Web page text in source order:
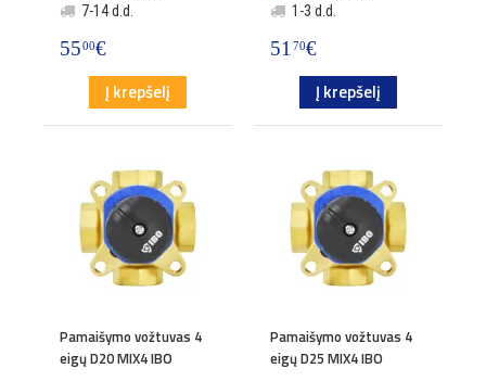
7-14 d.d.
5500€
Į krepšelį
1-3 d.d.
5170€
Į krepšelį
Pamaišymo vožtuvas 4
eigų D20 MIX4 IBO
Pamaišymo vožtuvas 4
eigų D25 MIX4 IBO